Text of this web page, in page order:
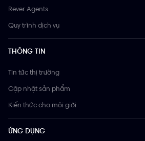
Rever Agents
Quy trình dịch vụ
THÔNG TIN
Tin tức thị trường
Cập nhật sản phẩm
Kiến thức cho môi giới
ỨNG DỤNG